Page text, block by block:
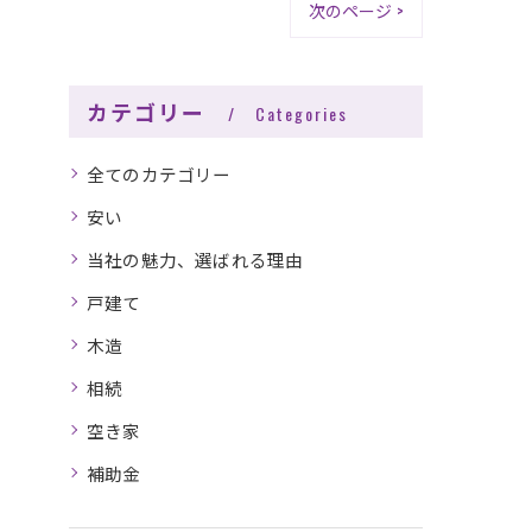
次のページ >
カテゴリー Categories
全てのカテゴリー
安い
当社の魅力、選ばれる理由
戸建て
木造
相続
空き家
補助金